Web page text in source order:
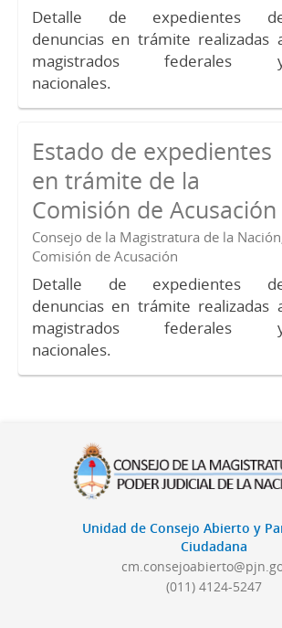
Detalle de expedientes
denuncias en trámite realizadas
magistrados federales
nacionales.
Estado de expedientes
en trámite de la
Comisión de Acusación
Consejo de la Magistratura de la
Comisión de Acusación
Detalle de expedientes
denuncias en trámite realizadas
magistrados federales
nacionales.
Unidad de Consejo Abierto y
Ciudadana
(011) 4124-5247